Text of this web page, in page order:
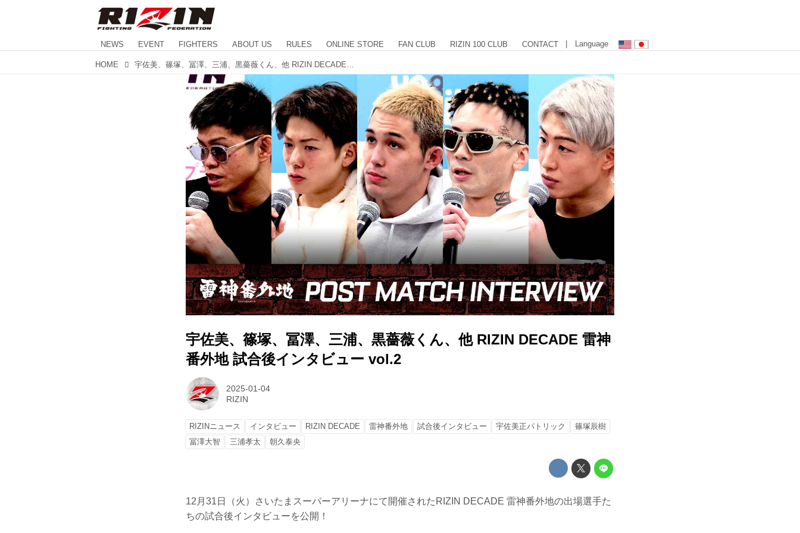
NEWS EVENT FIGHTERS ABOUT US RULES ONLINE STORE FAN CLUB RIZIN 100 CLUB CONTACT | Language
HOME
宇佐美、篠塚、冨澤、三浦、黒薔薇くん、他 RIZIN DECADE 雷神
番外地 試合後インタビュー vol.2
2025-01-04
RIZIN
RIZINニュース インタビュー RIZIN DECADE 雷神番外地 試合後インタビュー 宇佐美正パトリック
篠塚辰樹
冨澤大智
三浦孝太 朝久泰央
12月31日（火）さいたまスーパーアリーナにて開催されたRIZIN DECADE 雷神番外地の出場選手た
ちの試合後インタビューを公開！